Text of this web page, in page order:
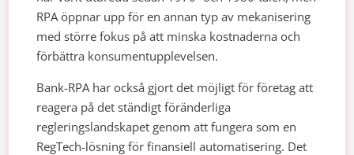
RPA öppnar upp för en annan typ av mekanisering
med större fokus på att minska kostnaderna och
förbättra konsumentupplevelsen.
Bank-RPA har också gjort det möjligt för företag att
reagera på det ständigt föränderliga
regleringslandskapet genom att fungera som en
RegTech-lösning för finansiell automatisering. Det